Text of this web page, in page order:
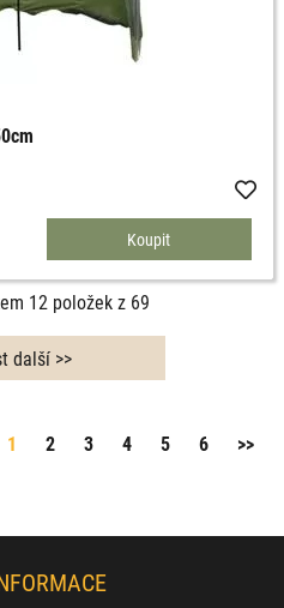
12 položek z 69
1 2 3 4 5 6 >>